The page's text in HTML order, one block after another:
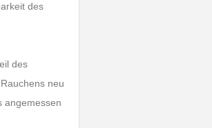
des
des
neu
angemessen